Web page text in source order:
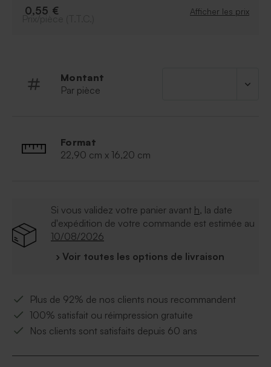
0,55 € Afficher les prix
Montant
Par pièce
Format
22,90 cm x 16,20 cm
Si vous validez votre panier avant h, la date
d'expédition de votre commande est estimée au
10/08/2026
› Voir toutes les options de livraison
Plus de 92% de nos clients nous recommandent
100% satisfait ou réimpression gratuite
Nos clients sont satisfaits depuis 60 ans